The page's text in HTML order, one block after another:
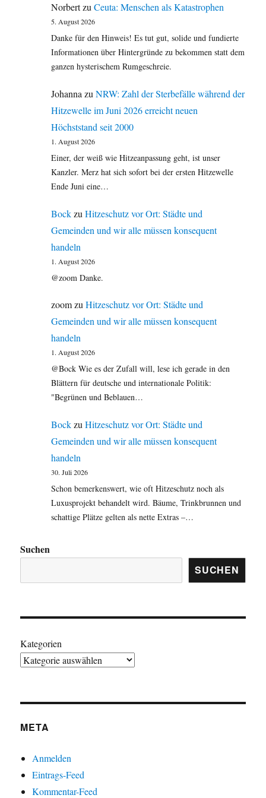
NorbertzuCeuta: Menschen als Katastrophen
5. August 2026
Danke für den Hinweis! Es tut gut, solide und fundierte
Informationen über Hintergründe zu bekommen statt dem
ganzen hysterischem Rumgeschreie.
Johanna zuNRW: Zahl der Sterbefälle während der
Hitzewelle im Juni 2026 erreicht neuen
Höchststand seit 2000
1. August 2026
Einer, der weiß wie Hitzeanpassung geht, ist unser
Kanzler. Merz hat sich sofort bei der ersten Hitzewelle
Ende Juni eine…
BockzuHitzeschutz vor Ort: Städte und
Gemeinden und wir alle müssen konsequent
handeln
1. August 2026
@zoom Danke.
zoomzuHitzeschutz vor Ort: Städte und
Gemeinden und wir alle müssen konsequent
handeln
1. August 2026
@Bock Wie es der Zufall will, lese ich gerade in den
Blättern für deutsche und internationale Politik:
"Begrünen und Beblauen…
BockzuHitzeschutz vor Ort: Städte und
Gemeinden und wir alle müssen konsequent
handeln
30. Juli 2026
Schon bemerkenswert, wie oft Hitzeschutz noch als
Luxusprojekt behandelt wird. Bäume, Trinkbrunnen und
schattige Plätze gelten als nette Extras –…
Suchen
SUCHEN
Kategorien
META
Anmelden
Eintrags-Feed
Kommentar-Feed